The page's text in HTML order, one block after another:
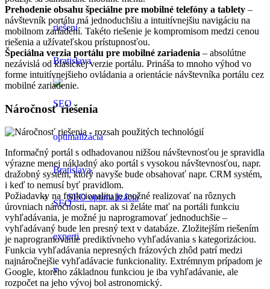
SEO optimalizácia
Prehodenie obsahu špeciálne pre mobilné telefóny a tablety –
návštevník portálu má jednoduchšiu a intuitívnejšiu navigáciu na
mobilnom zariadení. Takéto riešenie je kompromisom medzi cenou
riešenia a užívateľskou prístupnosťou.
Špeciálna verzia portálu pre mobilné zariadenia – absolútne
nezávislá od klasickej verzie portálu. Prináša to mnoho výhod vo
forme intuitívnejšieho ovládania a orientácie návštevníka portálu cez
mobilné zariadenie.
Náročnosť riešenia
Informačný portál s odhadovanou nižšou návštevnosťou je spravidla
výrazne menej nákladný ako portál s vysokou návštevnosťou, napr.
dražobný systém, ktorý navyše bude obsahovať napr. CRM systém,
i keď to nemusí byť pravidlom.
Požiadavky na funkcionalitu je možné realizovať na rôznych
úrovniach náročnosti, napr. ak si želáte mať na portáli funkciu
vyhľadávania, je možné ju naprogramovať jednoduchšie –
vyhľadávaný bude len presný text v databáze. Zložitejším riešením
je naprogramovanie prediktívneho vyhľadávania s kategorizáciou.
Funkcia vyhľadávania nepresných frázových zhôd patrí medzi
najnáročnejšie vyhľadávacie funkcionality. Extrémnym prípadom je
Google, ktorého základnou funkciou je iba vyhľadávanie, ale
rozpočet na jeho vývoj bol astronomický.